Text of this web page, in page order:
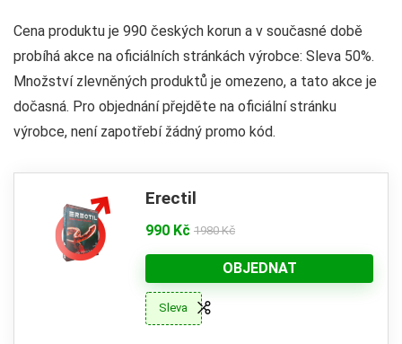
Cena produktu je 990 českých korun a v současné době
probíhá akce na oficiálních stránkách výrobce: Sleva 50%.
Množství zlevněných produktů je omezeno, a tato akce je
dočasná. Pro objednání přejděte na oficiální stránku
výrobce, není zapotřebí žádný promo kód.
Erectil
990 Kč 1980 Kč
OBJEDNAT
Sleva